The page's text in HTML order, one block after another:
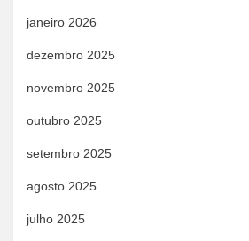
janeiro 2026
dezembro 2025
novembro 2025
outubro 2025
setembro 2025
agosto 2025
julho 2025